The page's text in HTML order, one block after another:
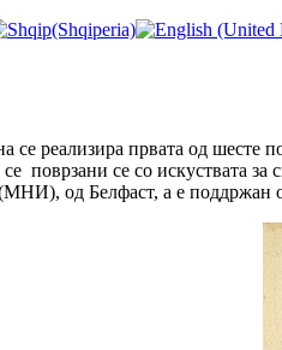
се реализира првата од шесте
се поврзани се со искуствата
од Белфаст, а е поддржан